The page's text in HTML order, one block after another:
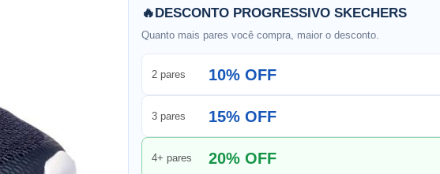
🔥DESCONTO PROGRESSIVO SKECHERS
Quanto mais pares você compra, maior o desconto.
2 pares 10% OFF
3 pares 15% OFF
4+ pares 20% OFF